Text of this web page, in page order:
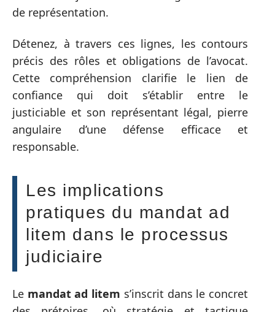
de représentation.
Détenez, à travers ces lignes, les contours
précis des rôles et obligations de l’avocat.
Cette compréhension clarifie le lien de
confiance qui doit s’établir entre le
justiciable et son représentant légal, pierre
angulaire d’une défense efficace et
responsable.
Les implications
pratiques du mandat ad
litem dans le processus
judiciaire
Le mandat ad litem s’inscrit dans le concret